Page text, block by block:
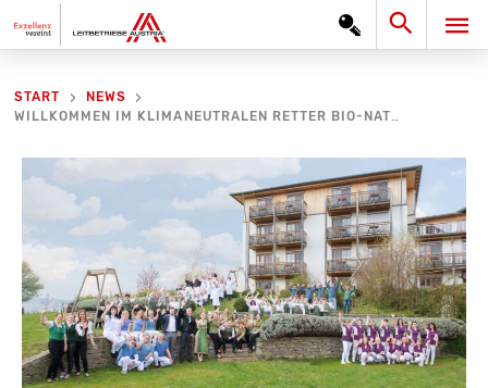
Inhalt
Search
START
NEWS
WILLKOMMEN IM KLIMANEUTRALEN RETTER BIO-NATUR-RESORT